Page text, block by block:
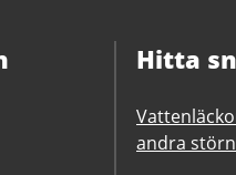
Hitta
andra